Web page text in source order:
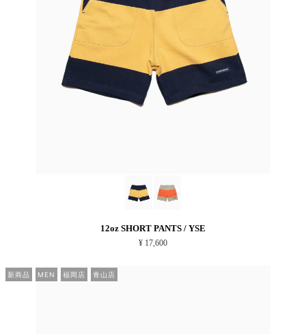
12oz SHORT PANTS / YSE
¥ 17,600
新商品 MEN 福岡店 青山店